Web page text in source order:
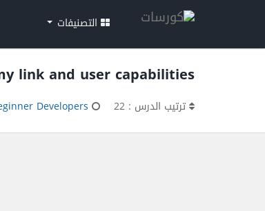
التصنيفات
link and user capabilities
ترتيب الدرس : 22 Developers